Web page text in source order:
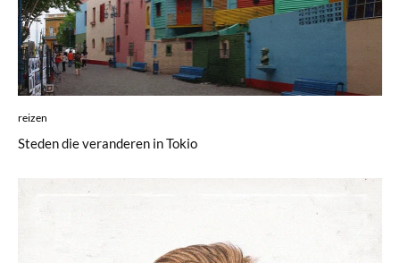
reizen
Steden die veranderen in Tokio